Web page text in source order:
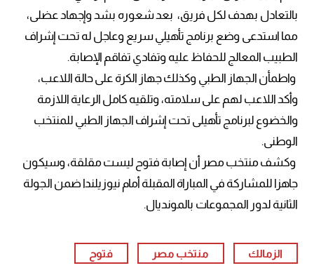
بالتعادل بهدف لكل فريق، بعد شعوره بشد وإجهاد عضلى،
مما استدعى وضع برنامج تأهيلي سريع وعاجل له تحت إشراف
الطبيب المعالج للحفاظ عليه وتفادي تفاقم الإصابة.
واطمأن الجهاز الطبي وكذلك جهاز الكرة على حالة اللاعب،
وأكد اللاعب لهم على سلامته، وتلقيه كامل الرعاية اللازمة
والخضوع لبرنامج تأهيلى تحت إشراف الجهاز الطبي للمنتخب
الوطنى.
وكشف منتخب مصر أن إصابة فتوح ليست مقلقة، وسيكون
جاهزا للمشاركة في المباراة المقبلة أمام نيوزيلندا ضمن الجولة
الثانية لدور المجموعات بالمونديال.
الزمالك منتخب مصر فتوح